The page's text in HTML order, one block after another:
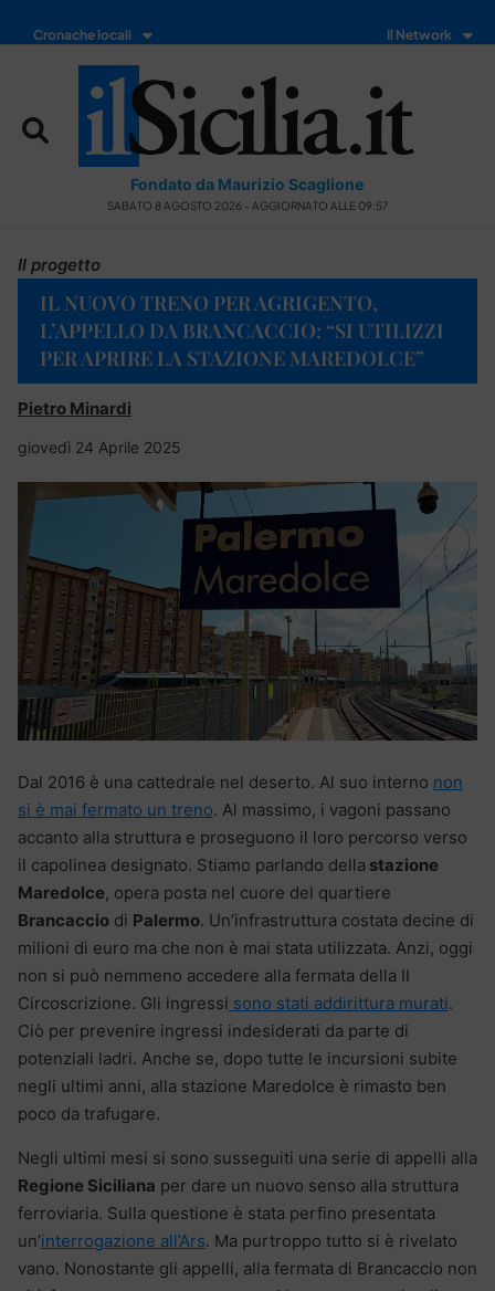
Cronache locali Il Network
Fondato da Maurizio Scaglione
SABATO 8 AGOSTO 2026 - AGGIORNATO ALLE 09:57
Il progetto
IL NUOVO TRENO PER AGRIGENTO,
L’APPELLO DA BRANCACCIO: “SI UTILIZZI
PER APRIRE LA STAZIONE MAREDOLCE”
Pietro Minardi
giovedì 24 Aprile 2025
Dal 2016 è una cattedrale nel deserto. Al suo interno non
si è mai fermato un treno. Al massimo, i vagoni passano
accanto alla struttura e proseguono il loro percorso verso
il capolinea designato. Stiamo parlando della stazione
Maredolce, opera posta nel cuore del quartiere
Brancaccio di Palermo. Un’infrastruttura costata decine di
milioni di euro ma che non è mai stata utilizzata. Anzi, oggi
non si può nemmeno accedere alla fermata della II
Circoscrizione. Gli ingressi sono stati addirittura murati.
Ciò per prevenire ingressi indesiderati da parte di
potenziali ladri. Anche se, dopo tutte le incursioni subite
negli ultimi anni, alla stazione Maredolce è rimasto ben
poco da trafugare.
Negli ultimi mesi si sono susseguiti una serie di appelli alla
Regione Siciliana per dare un nuovo senso alla struttura
ferroviaria. Sulla questione è stata perfino presentata
un’interrogazione all’Ars. Ma purtroppo tutto si è rivelato
vano. Nonostante gli appelli, alla fermata di Brancaccio non